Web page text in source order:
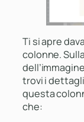
Ti si apre
colonne.
trovi i
questa
che: